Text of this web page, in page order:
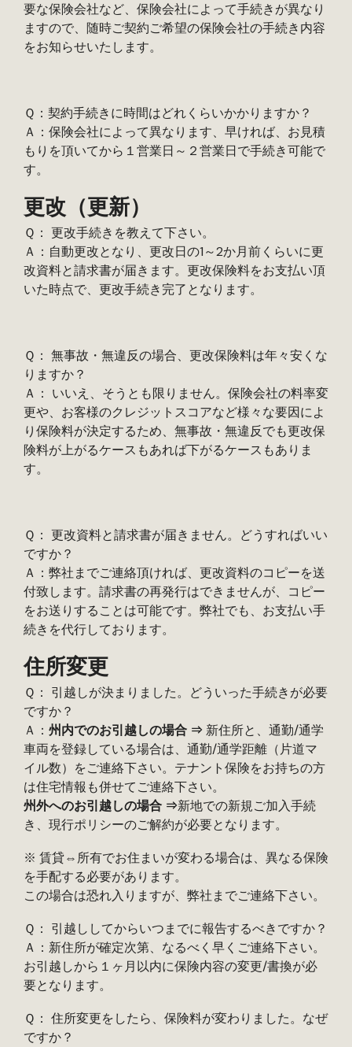
要な保険会社など、保険会社によって手続きが異なり
ますので、随時ご契約ご希望の保険会社の手続き内容
をお知らせいたします。
Ｑ：契約手続きに時間はどれくらいかかりますか？
Ａ：保険会社によって異なります、早ければ、お見積
もりを頂いてから１営業日～２営業日で手続き可能で
す。
更改（更新）
Ｑ： 更改手続きを教えて下さい。
Ａ：自動更改となり、更改日の1～2か月前くらいに更
改資料と請求書が届きます。更改保険料をお支払い頂
いた時点で、更改手続き完了となります。
Ｑ： 無事故・無違反の場合、更改保険料は年々安くな
りますか？
Ａ： いいえ、そうとも限りません。保険会社の料率変
更や、お客様のクレジットスコアなど様々な要因によ
り保険料が決定するため、無事故・無違反でも更改保
険料が上がるケースもあれば下がるケースもありま
す。
Ｑ： 更改資料と請求書が届きません。どうすればいい
ですか？
Ａ：弊社までご連絡頂ければ、更改資料のコピーを送
付致します。請求書の再発行はできませんが、コピー
をお送りすることは可能です。弊社でも、お支払い手
続きを代行しております。
住所変更
Ｑ： 引越しが決まりました。どういった手続きが必要
ですか？
Ａ： 州内でのお引越しの場合 ⇒ 新住所と、通勤/通学
車両を登録している場合は、通勤/通学距離（片道マ
イル数）をご連絡下さい。テナント保険をお持ちの方
は住宅情報も併せてご連絡下さい。
州外へのお引越しの場合 ⇒新地での新規ご加入手続
き、現行ポリシーのご解約が必要となります。
※ 賃貸⇔所有でお住まいが変わる場合は、異なる保険
を手配する必要があります。
この場合は恐れ入りますが、弊社までご連絡下さい。
Ｑ： 引越ししてからいつまでに報告するべきですか？
Ａ：新住所が確定次第、なるべく早くご連絡下さい。
お引越しから１ヶ月以内に保険内容の変更/書換が必
要となります。
Ｑ： 住所変更をしたら、保険料が変わりました。なぜ
ですか？